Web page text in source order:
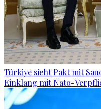
Türkiye sieht Pakt mit
Einklang mit Nato-